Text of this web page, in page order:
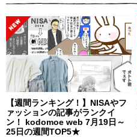
【週間ランキング！】NISAやフ
ァッションの記事がランクイ
ン！ kodomoe web 7月19日～
25日の週間TOP5★